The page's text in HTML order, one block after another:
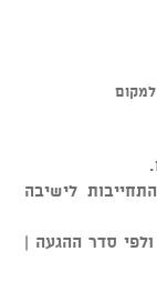
לישיבה
סדר ההגעה |